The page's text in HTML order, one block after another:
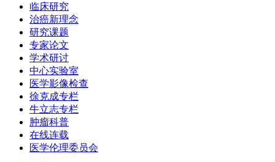
临床研究
治癌新理念
研究课题
专家论文
学术研讨
中心实验室
医学影像检查
徐克成专栏
牛立志专栏
肿瘤科普
在线连载
医学伦理委员会